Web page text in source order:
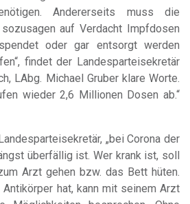
Andererseits muss die
auf Verdacht Impfdosen
oder gar entsorgt werden
findet der Landesparteisekretär
LAbg. Michael Gruber klare Worte.
wieder 2,6 Millionen Dosen ab.“
„bei Corona der
überfällig ist. Wer krank ist, soll
Arzt gehen bzw. das Bett hüten.
hat, kann mit seinem Arzt